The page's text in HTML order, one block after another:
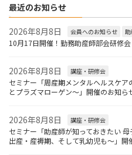
最近のお知らせ
2026年8月8日 会員へのお知らせ
10月17日開催！勤務助産師部会研修
2026年8月8日 講座・研修会
セミナー「周産期メンタルヘルスケ
とプラズマローゲン〜」開催のお知ら
2026年8月8日 講座・研修会
セミナー「助産師が知っておきたい
出産・産褥期、そして乳幼児も～」開